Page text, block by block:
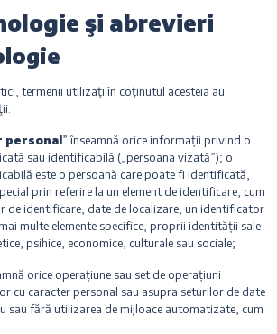
şi abrevieri
termenii utilizaţi în coţinutul acesteia au
personal” înseamnă orice informații privind o
sau identificabilă („persoana vizată”); o
este o persoană care poate fi identificată,
prin referire la un element de identificare, cum
de identificare, date de localizare, un identificator
multe elemente specifice, proprii identității sale
psihice, economice, culturale sau sociale;
orice operațiune sau set de operațiuni
cu caracter personal sau asupra seturilor de date
sau fără utilizarea de mijloace automatizate, cum